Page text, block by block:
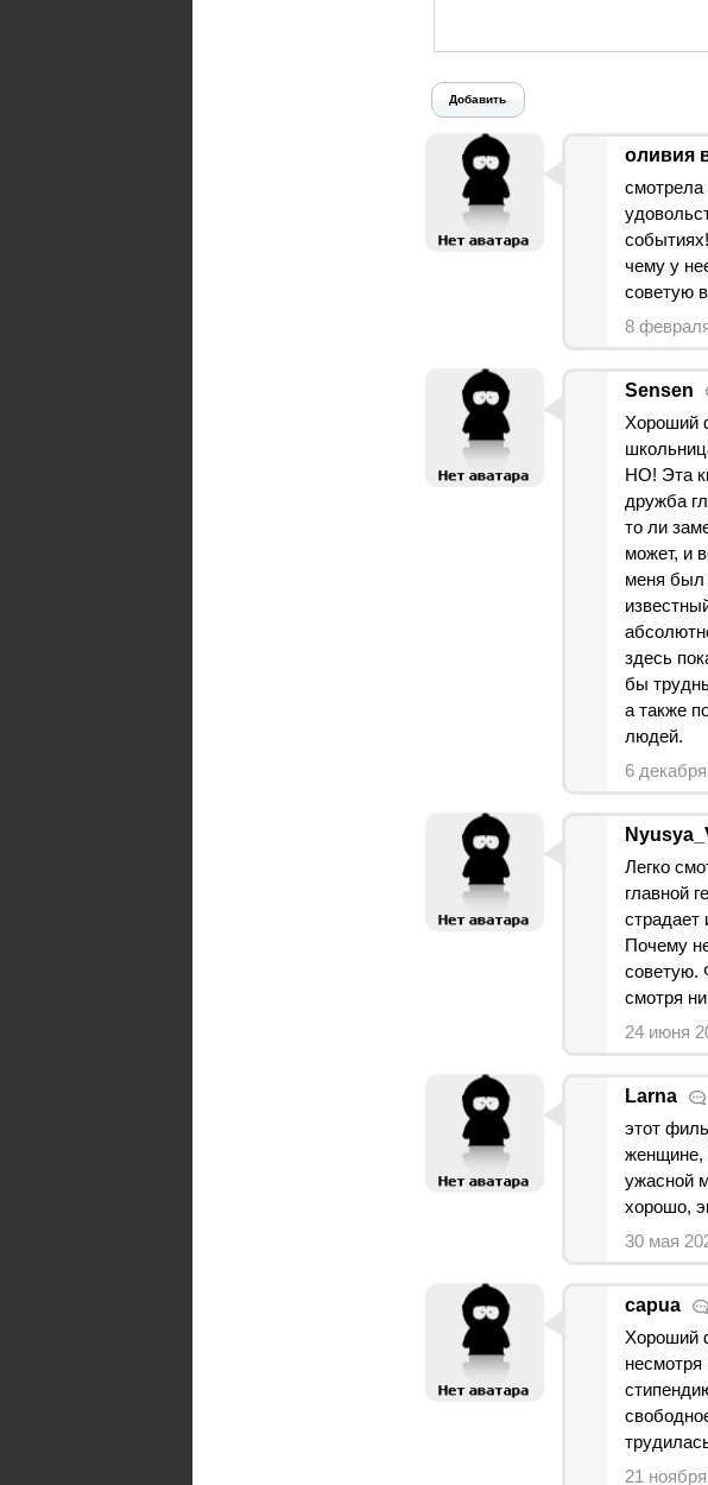
Добавить
оливия
смотрела
чему у
советую
8
Sensen
Хороший
НО! Эта
дружба
то ли
может, и
меня был
здесь
бы
а также
людей.
6
Легко
главной
страдает
Почему
советую.
смотря
24 июня
Larna
этот
женщине,
ужасной
хорошо,
30 мая
capua
Хороший
несмотря
21